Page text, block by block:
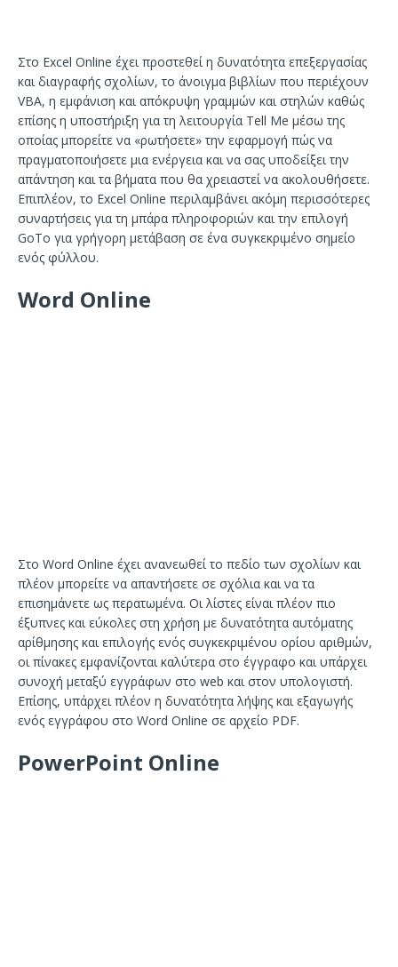
Στο Excel Online έχει προστεθεί η δυνατότητα επεξεργασίας
και διαγραφής σχολίων, το άνοιγμα βιβλίων που περιέχουν
VBA, η εμφάνιση και απόκρυψη γραμμών και στηλών καθώς
επίσης η υποστήριξη για τη λειτουργία Tell Me μέσω της
οποίας μπορείτε να «ρωτήσετε» την εφαρμογή πώς να
πραγματοποιήσετε μια ενέργεια και να σας υποδείξει την
απάντηση και τα βήματα που θα χρειαστεί να ακολουθήσετε.
Επιπλέον, το Excel Online περιλαμβάνει ακόμη περισσότερες
συναρτήσεις για τη μπάρα πληροφοριών και την επιλογή
GoTo για γρήγορη μετάβαση σε ένα συγκεκριμένο σημείο
ενός φύλλου.
Word Online
Στο Word Online έχει ανανεωθεί το πεδίο των σχολίων και
πλέον μπορείτε να απαντήσετε σε σχόλια και να τα
επισημάνετε ως περατωμένα. Οι λίστες είναι πλέον πιο
έξυπνες και εύκολες στη χρήση με δυνατότητα αυτόματης
αρίθμησης και επιλογής ενός συγκεκριμένου ορίου αριθμών,
οι πίνακες εμφανίζονται καλύτερα στο έγγραφο και υπάρχει
συνοχή μεταξύ εγγράφων στο web και στον υπολογιστή.
Επίσης, υπάρχει πλέον η δυνατότητα λήψης και εξαγωγής
ενός εγγράφου στο Word Online σε αρχείο PDF.
PowerPoint Online